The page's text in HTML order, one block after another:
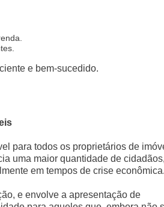
e bem-sucedido.
para todos os proprietários de
uma maior quantidade de cidadãos,
em tempos de crise econômica.
e envolve a apresentação de